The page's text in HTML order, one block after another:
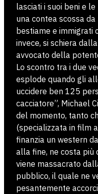
lasciati i suoi beni e
una contea scossa
bestiame e immigrati
invece, si schiera
avvocato della
Lo scontro tra i due
esplode quando gli
uccidere ben 125
cacciatore”, Michael
del momento, tanto
(specializzata in film
finanzia un western
alla fine, ne costa più
viene massacrato
pubblico, il quale ne
pesantemente